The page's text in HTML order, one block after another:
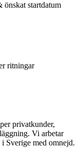
önskat startdatum
ritningar
privatkunder,
Vi arbetar
Sverige med omnejd.